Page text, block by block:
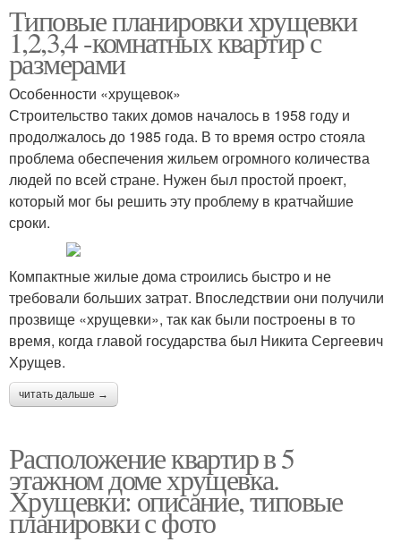
Типовые планировки хрущевки
1,2,3,4 -комнатных квартир с
размерами
Особенности «хрущевок»
Строительство таких домов началось в 1958 году и
продолжалось до 1985 года. В то время остро стояла
проблема обеспечения жильем огромного количества
людей по всей стране. Нужен был простой проект,
который мог бы решить эту проблему в кратчайшие
сроки.
Компактные жилые дома строились быстро и не
требовали больших затрат. Впоследствии они получили
прозвище «хрущевки», так как были построены в то
время, когда главой государства был Никита Сергеевич
Хрущев.
читать дальше →
Расположение квартир в 5
этажном доме хрущевка.
Хрущевки: описание, типовые
планировки с фото